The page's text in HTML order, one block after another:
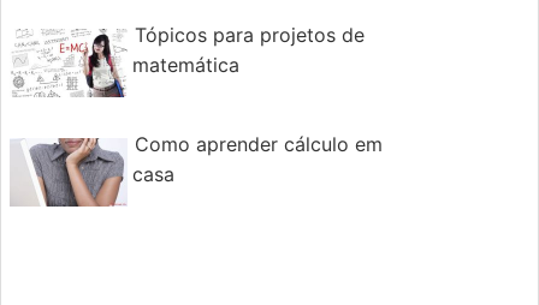
Tópicos para projetos de
matemática
Como aprender cálculo em
casa